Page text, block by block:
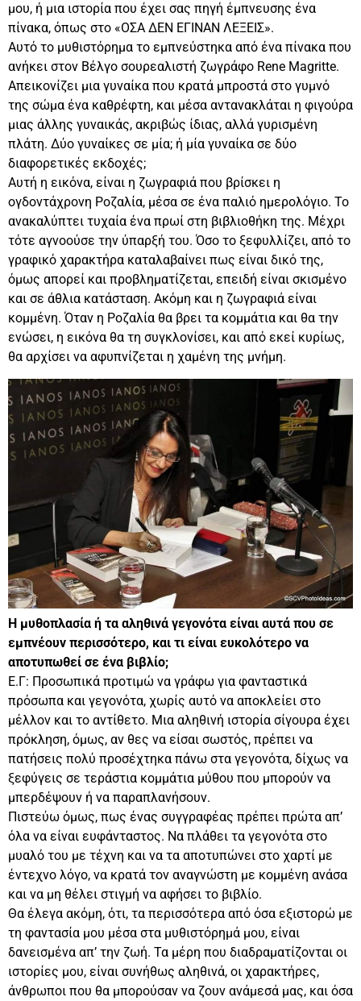
μου, ή μια ιστορία που έχει σας πηγή έμπνευσης ένα
πίνακα, όπως στο «ΟΣΑ ΔΕΝ ΕΓΙΝΑΝ ΛΕΞΕΙΣ».
Αυτό το μυθιστόρημα το εμπνεύστηκα από ένα πίνακα που
ανήκει στον Βέλγο σουρεαλιστή ζωγράφο Rene Magritte.
Απεικονίζει μια γυναίκα που κρατά μπροστά στο γυμνό
της σώμα ένα καθρέφτη, και μέσα αντανακλάται η φιγούρα
μιας άλλης γυναικάς, ακριβώς ίδιας, αλλά γυρισμένη
πλάτη. Δύο γυναίκες σε μία; ή μία γυναίκα σε δύο
διαφορετικές εκδοχές;
Αυτή η εικόνα, είναι η ζωγραφιά που βρίσκει η
ογδοντάχρονη Ροζαλία, μέσα σε ένα παλιό ημερολόγιο. Το
ανακαλύπτει τυχαία ένα πρωί στη βιβλιοθήκη της. Μέχρι
τότε αγνοούσε την ύπαρξή του. Όσο το ξεφυλλίζει, από το
γραφικό χαρακτήρα καταλαβαίνει πως είναι δικό της,
όμως απορεί και προβληματίζεται, επειδή είναι σκισμένο
και σε άθλια κατάσταση. Ακόμη και η ζωγραφιά είναι
κομμένη. Όταν η Ροζαλία θα βρει τα κομμάτια και θα την
ενώσει, η εικόνα θα τη συγκλονίσει, και από εκεί κυρίως,
θα αρχίσει να αφυπνίζεται η χαμένη της μνήμη.
Η μυθοπλασία ή τα αληθινά γεγονότα είναι αυτά που σε
εμπνέουν περισσότερο, και τι είναι ευκολότερο να
αποτυπωθεί σε ένα βιβλίο;
Ε.Γ: Προσωπικά προτιμώ να γράφω για φανταστικά
πρόσωπα και γεγονότα, χωρίς αυτό να αποκλείει στο
μέλλον και το αντίθετο. Μια αληθινή ιστορία σίγουρα έχει
πρόκληση, όμως, αν θες να είσαι σωστός, πρέπει να
πατήσεις πολύ προσέχτηκα πάνω στα γεγονότα, δίχως να
ξεφύγεις σε τεράστια κομμάτια μύθου που μπορούν να
μπερδέψουν ή να παραπλανήσουν.
Πιστεύω όμως, πως ένας συγγραφέας πρέπει πρώτα απ’
όλα να είναι ευφάνταστος. Να πλάθει τα γεγονότα στο
μυαλό του με τέχνη και να τα αποτυπώνει στο χαρτί με
έντεχνο λόγο, να κρατά τον αναγνώστη με κομμένη ανάσα
και να μη θέλει στιγμή να αφήσει το βιβλίο.
Θα έλεγα ακόμη, ότι, τα περισσότερα από όσα εξιστορώ με
τη φαντασία μου μέσα στα μυθιστόρημά μου, είναι
δανεισμένα απ’ την ζωή. Τα μέρη που διαδραματίζονται οι
ιστορίες μου, είναι συνήθως αληθινά, οι χαρακτήρες,
άνθρωποι που θα μπορούσαν να ζουν ανάμεσά μας, και όσα